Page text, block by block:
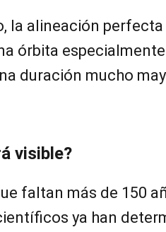
la alineación
órbita
duración mucho
visible?
faltan más de 150
ya han